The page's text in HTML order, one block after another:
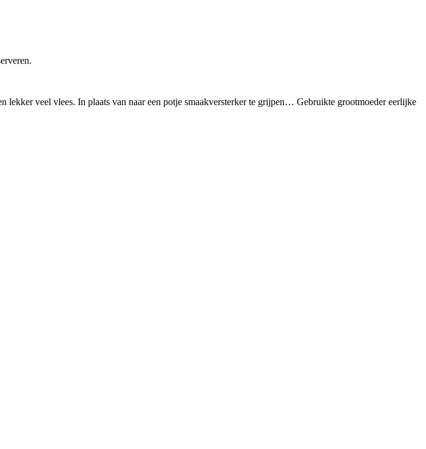
veel vlees. In plaats van naar een potje smaakversterker te grijpen… Gebruikte grootmoeder eerlijke